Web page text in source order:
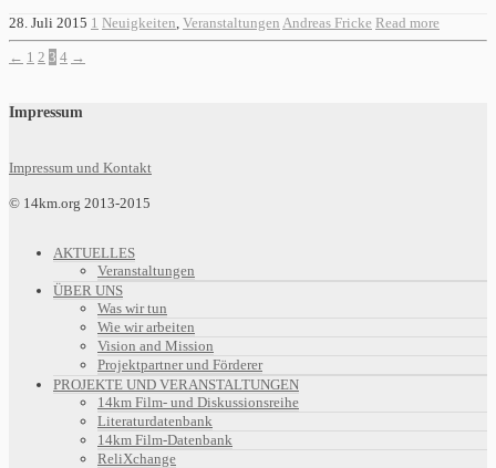
28. Juli 2015 1 Neuigkeiten, Veranstaltungen Andreas Fricke Read more
← 1 2 3 4 →
Impressum
Impressum und Kontakt
© 14km.org 2013-2015
AKTUELLES
Veranstaltungen
ÜBER UNS
Was wir tun
Wie wir arbeiten
Vision and Mission
Projektpartner und Förderer
PROJEKTE UND VERANSTALTUNGEN
14km Film- und Diskussionsreihe
Literaturdatenbank
14km Film-Datenbank
ReliXchange